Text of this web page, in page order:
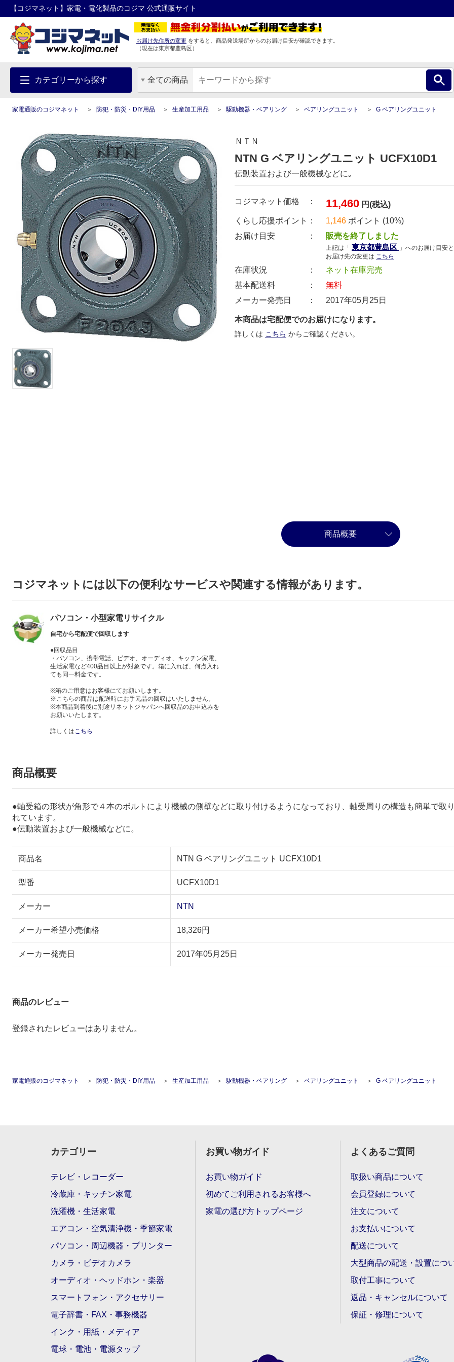
【コジマネット】家電・電化製品のコジマ 公式通販サイト
お届け先住所の変更 をすると、商品発送場所からのお届け目安が確認できます。
（現在は東京都豊島区）
カテゴリーから探す 全ての商品
家電通販のコジマネット 防犯・防災・DIY用品 生産加工用品 駆動機器・ベアリング ベアリングユニット G ベアリングユニット
ＮＴＮ
NTN G ベアリングユニット UCFX10D1
伝動装置および一般機械などに｡
コジマネット価格 ： 11,460 円(税込)
くらし応援ポイント：
1,146 ポイント (10%)
お届け目安 ：
販売を終了しました
上記は「 東京都豊島区 」へのお届け目安
お届け先の変更は こちら
在庫状況 ：
ネット在庫完売
基本配送料 ：
無料
メーカー発売日 ：
2017年05月25日
本商品は宅配便でのお届けになります。
詳しくは こちら からご確認ください。
商品概要
コジマネットには以下の便利なサービスや関連する情報があります。
パソコン・小型家電リサイクル
自宅から宅配便で回収します
●回収品目
・パソコン、携帯電話、ビデオ、オーディオ、キッチン家電、
生活家電など400品目以上が対象です。箱に入れば、何点入れ
ても同一料金です。
※箱のご用意はお客様にてお願いします。
※こちらの商品は配送時にお手元品の回収はいたしません。
※本商品到着後に別途リネットジャパンへ回収品のお申込みを
お願いいたします。
詳しくはこちら
商品概要
●軸受箱の形状が角形で４本のボルトにより機械の側壁などに取り付けるようになっており、軸受周りの構造も簡単で取
れています。
●伝動装置および一般機械などに。
商品名 NTN G ベアリングユニット UCFX10D1
型番 UCFX10D1
メーカー NTN
メーカー希望小売価格 18,326円
メーカー発売日 2017年05月25日
商品のレビュー
登録されたレビューはありません。
家電通販のコジマネット 防犯・防災・DIY用品 生産加工用品 駆動機器・ベアリング ベアリングユニット G ベアリングユニット
カテゴリー
テレビ・レコーダー
冷蔵庫・キッチン家電
洗濯機・生活家電
エアコン・空気清浄機・季節家電
パソコン・周辺機器・プリンター
カメラ・ビデオカメラ
オーディオ・ヘッドホン・楽器
スマートフォン・アクセサリー
電子辞書・FAX・事務機器
インク・用紙・メディア
電球・電池・電源タップ
お買い物ガイド
お買い物ガイド
初めてご利用されるお客様へ
家電の選び方トップページ
よくあるご質問
取扱い商品について
会員登録について
注文について
お支払いについて
配送について
大型商品の配送・設置につ
取付工事について
返品・キャンセルについて
保証・修理について